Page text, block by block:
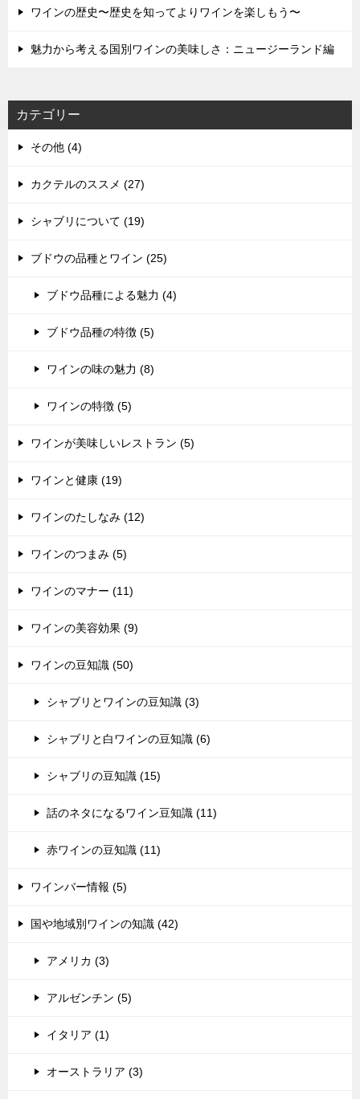
ワインの歴史〜歴史を知ってよりワインを楽しもう〜
魅力から考える国別ワインの美味しさ：ニュージーランド編
カテゴリー
その他 (4)
カクテルのススメ (27)
シャブリについて (19)
ブドウの品種とワイン (25)
ブドウ品種による魅力 (4)
ブドウ品種の特徴 (5)
ワインの味の魅力 (8)
ワインの特徴 (5)
ワインが美味しいレストラン (5)
ワインと健康 (19)
ワインのたしなみ (12)
ワインのつまみ (5)
ワインのマナー (11)
ワインの美容効果 (9)
ワインの豆知識 (50)
シャブリとワインの豆知識 (3)
シャブリと白ワインの豆知識 (6)
シャブリの豆知識 (15)
話のネタになるワイン豆知識 (11)
赤ワインの豆知識 (11)
ワインバー情報 (5)
国や地域別ワインの知識 (42)
アメリカ (3)
アルゼンチン (5)
イタリア (1)
オーストラリア (3)